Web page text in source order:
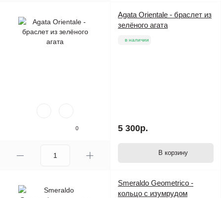
0
Agata Orientale - браслет из
зелёного агата
в наличии
5 300р.
В корзину
Smeraldo Geometrico -
кольцо с изумрудом